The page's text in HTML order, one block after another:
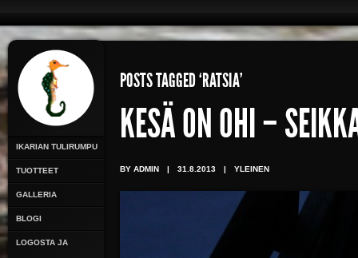
IKARIAN TULIRUMPU
TUOTTEET
GALLERIA
BLOGI
LOGOSTA JA
POSTS TAGGED ‘RATSIA’
KESÄ ON OHI –
BY ADMIN | 31.8.2013 | YLEINEN